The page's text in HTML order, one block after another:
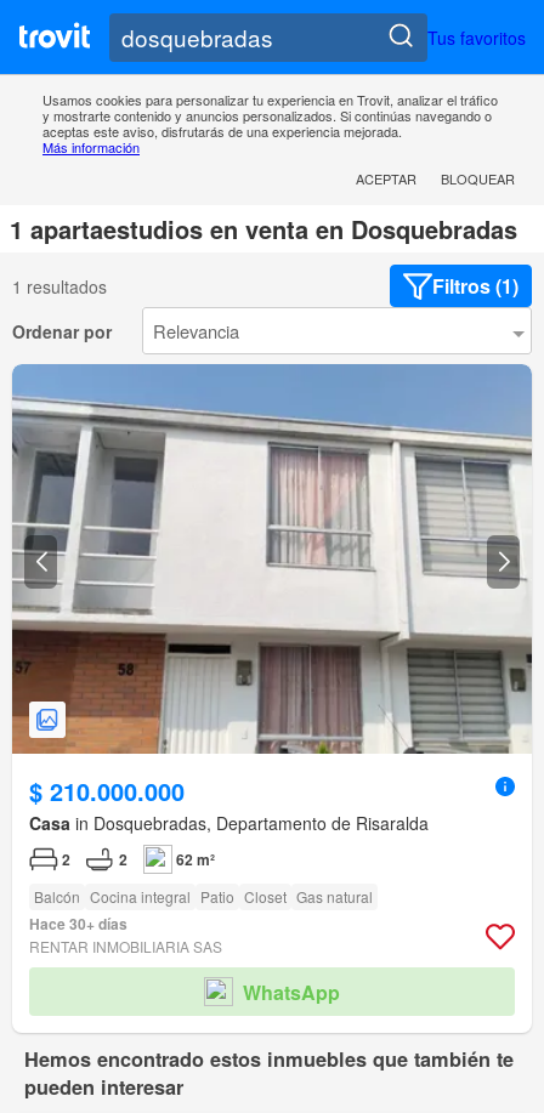
Tus favoritos
Usamos cookies para personalizar tu experiencia en Trovit, analizar el tráfico
y mostrarte contenido y anuncios personalizados. Si continúas navegando o
aceptas este aviso, disfrutarás de una experiencia mejorada.
Más información
ACEPTAR
BLOQUEAR
1 apartaestudios en venta en Dosquebradas
1 resultados Filtros (1)
Ordenar por
$ 210.000.000
Casa in Dosquebradas, Departamento de Risaralda
2 2 62 m²
Balcón Cocina integral Patio Closet Gas natural
Hace 30+ días
RENTAR INMOBILIARIA SAS
WhatsApp
Hemos encontrado estos inmuebles que también te
pueden interesar